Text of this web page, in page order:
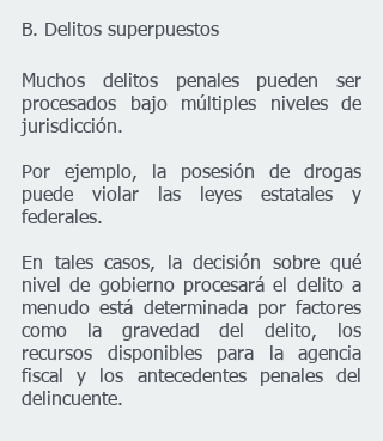
B. Delitos superpuestos
Muchos delitos penales pueden ser
procesados bajo múltiples niveles de
jurisdicción.
Por ejemplo, la posesión de drogas
puede violar las leyes estatales y
federales.
En tales casos, la decisión sobre qué
nivel de gobierno procesará el delito a
menudo está determinada por factores
como la gravedad del delito, los
recursos disponibles para la agencia
fiscal y los antecedentes penales del
delincuente.